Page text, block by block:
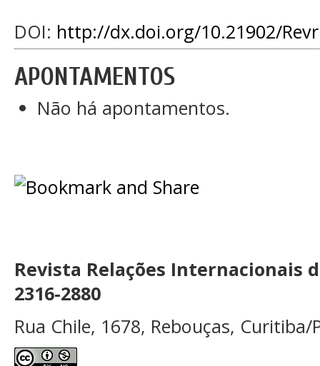
DOI: http://dx.doi.org/10.21902/
APONTAMENTOS
Não há apontamentos.
Revista Relações Internacionais
2316-2880
Rua Chile, 1678, Rebouças, Curitiba/